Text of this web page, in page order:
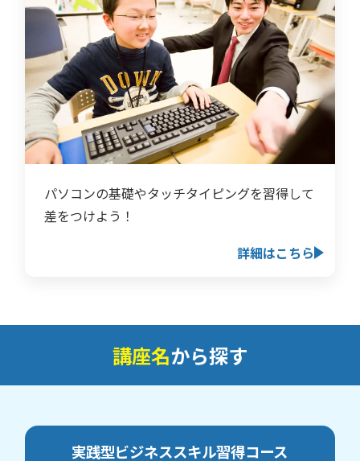
パソコンの基礎やタッチタイピングを習得して
差をつけよう！
詳細はこちら
講座名から探す
実践型ビジネススキル習得コース